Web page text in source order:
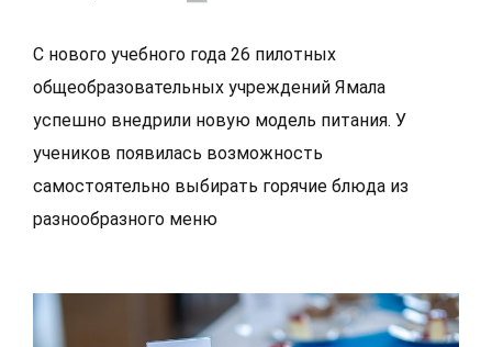
С нового учебного года 26 пилотных
общеобразовательных учреждений Ямала
успешно внедрили новую модель питания. У
учеников появилась возможность
самостоятельно выбирать горячие блюда из
разнообразного меню